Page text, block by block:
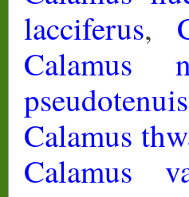
lacciferus,
Calamus
pseudotenuis
Calamus
Calamus